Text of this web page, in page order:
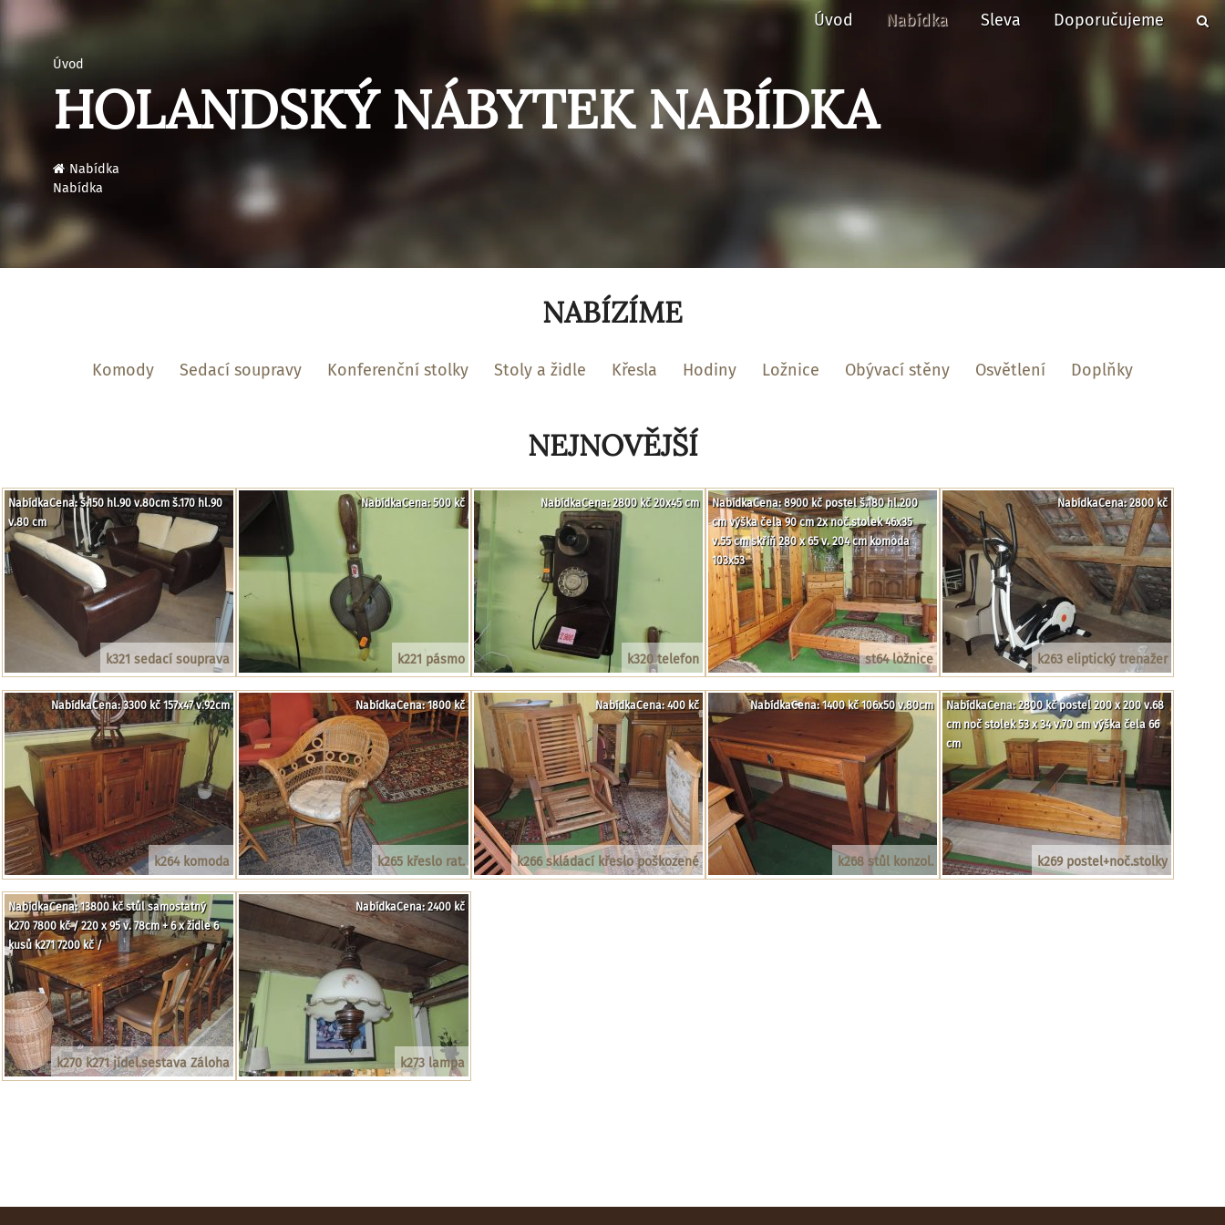
Úvod Nabídka Sleva Doporučujeme
Úvod
HOLANDSKÝ NÁBYTEK NABÍDKA
Nabídka
Nabídka
NABÍZÍME
Komody Sedací soupravy Konferenční stolky Stoly a židle Křesla Hodiny Ložnice Obývací stěny Osvětlení Doplňky
NEJNOVĚJŠÍ
k321 sedací souprava
NabídkaCena: š.150 hl.90 v.80cm š.170 hl.90
v.80 cm
k221 pásmo
NabídkaCena: 500 kč
k320 telefon
NabídkaCena: 2800 kč 20x45 cm
st64 ložnice
NabídkaCena: 8900 kč postel š.180 hl.200
cm výška čela 90 cm 2x noč.stolek 46x35
v.55 cm skříň 280 x 65 v. 204 cm komoda
103x53
k263 eliptický trenažer
NabídkaCena: 2800 kč
k264 komoda
NabídkaCena: 3300 kč 157x47 v.92cm
k265 křeslo rat.
NabídkaCena: 1800 kč
k266 skládací křeslo poškozené
NabídkaCena: 400 kč
k268 stůl konzol.
NabídkaCena: 1400 kč 106x50 v.80cm
k269 postel+noč.stolky
NabídkaCena: 2800 kč postel 200 x 200 v.68
cm noč stolek 53 x 34 v.70 cm výška čela 66
cm
k270 k271 jídel.sestava Záloha
NabídkaCena: 13800 kč stůl samostatný
k270 7800 kč / 220 x 95 v. 78cm + 6 x židle 6
kusů k271 7200 kč /
k273 lampa
NabídkaCena: 2400 kč